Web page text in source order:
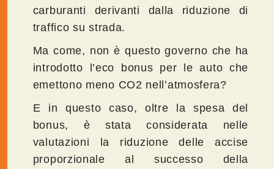
carburanti derivanti dalla riduzione di
traffico su strada.
Ma come, non è questo governo che ha
introdotto l’eco bonus per le auto che
emettono meno CO2 nell’atmosfera?
E in questo caso, oltre la spesa del
bonus, è stata considerata nelle
valutazioni la riduzione delle accise
proporzionale al successo della